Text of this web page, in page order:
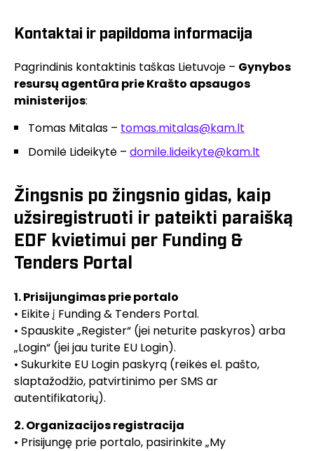
Kontaktai ir papildoma informacija
Pagrindinis kontaktinis taškas Lietuvoje – Gynybos
resursų agentūra prie Krašto apsaugos
ministerijos:
Tomas Mitalas – tomas.mitalas@kam.lt
Domilė Lideikytė – domile.lideikyte@kam.lt
Žingsnis po žingsnio gidas, kaip
užsiregistruoti ir pateikti paraišką
EDF kvietimui per Funding &
Tenders Portal
1. Prisijungimas prie portalo
• Eikite į Funding & Tenders Portal.
• Spauskite „Register“ (jei neturite paskyros) arba
„Login“ (jei jau turite EU Login).
• Sukurkite EU Login paskyrą (reikės el. pašto,
slaptažodžio, patvirtinimo per SMS ar
autentifikatorių).
2. Organizacijos registracija
• Prisijungę prie portalo, pasirinkite „My